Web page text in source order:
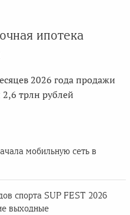
ипотека
2026 года продажи
трлн рублей
мобильную сеть в
спорта SUP FEST 2026
выходные